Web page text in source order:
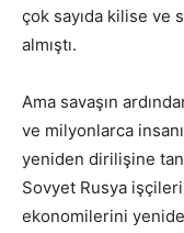
çok sayıda kilise ve
almıştı.
Ama savaşın
ve milyonlarca
yeniden dirilişine
Sovyet Rusya
ekonomilerini